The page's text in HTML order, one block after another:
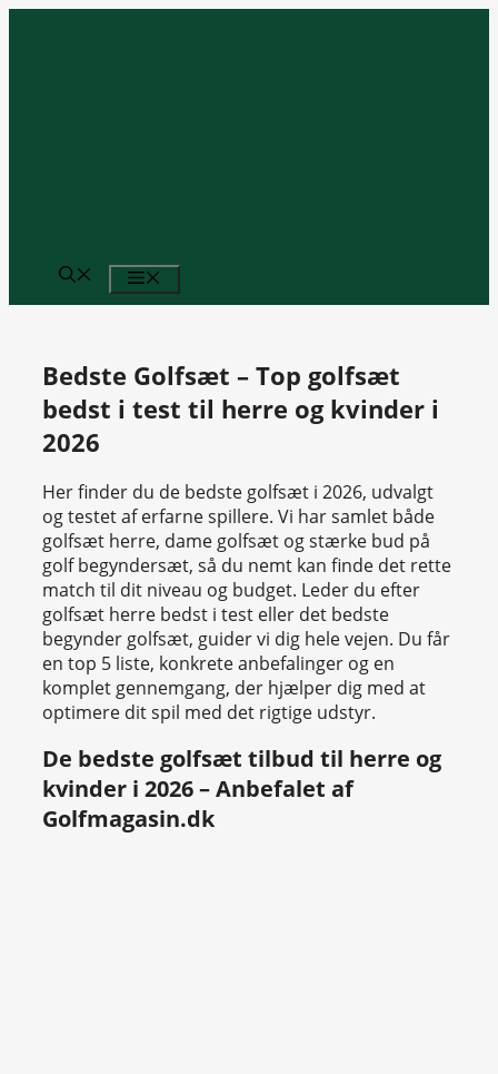
Bedste Golfsæt – Top golfsæt
bedst i test til herre og kvinder i
2026
Her finder du de bedste golfsæt i 2026, udvalgt
og testet af erfarne spillere. Vi har samlet både
golfsæt herre, dame golfsæt og stærke bud på
golf begyndersæt, så du nemt kan finde det rette
match til dit niveau og budget. Leder du efter
golfsæt herre bedst i test eller det bedste
begynder golfsæt, guider vi dig hele vejen. Du får
en top 5 liste, konkrete anbefalinger og en
komplet gennemgang, der hjælper dig med at
optimere dit spil med det rigtige udstyr.
De bedste golfsæt tilbud til herre og
kvinder i 2026 – Anbefalet af
Golfmagasin.dk